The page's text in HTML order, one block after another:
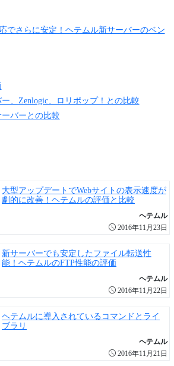
でさらに安定！ヘテムル新サーバーのベン
、Zenlogic、ロリポップ！との比較
バーとの比較
大型アップデートでWebサイトの表示速度が
劇的に改善！ヘテムルの評価と比較
ヘテムル
2016年11月23日
新サーバーでも安定したファイル転送性
能！ヘテムルのFTP性能の評価
ヘテムル
2016年11月22日
ヘテムルに導入されているコマンドとライ
ブラリ
ヘテムル
2016年11月21日